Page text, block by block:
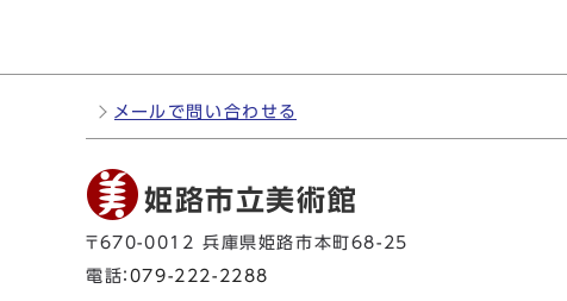
メールで問い合わせる
姫路市立美術館
〒670-0012 兵庫県姫路市本町68-25
電話： 079-222-2288